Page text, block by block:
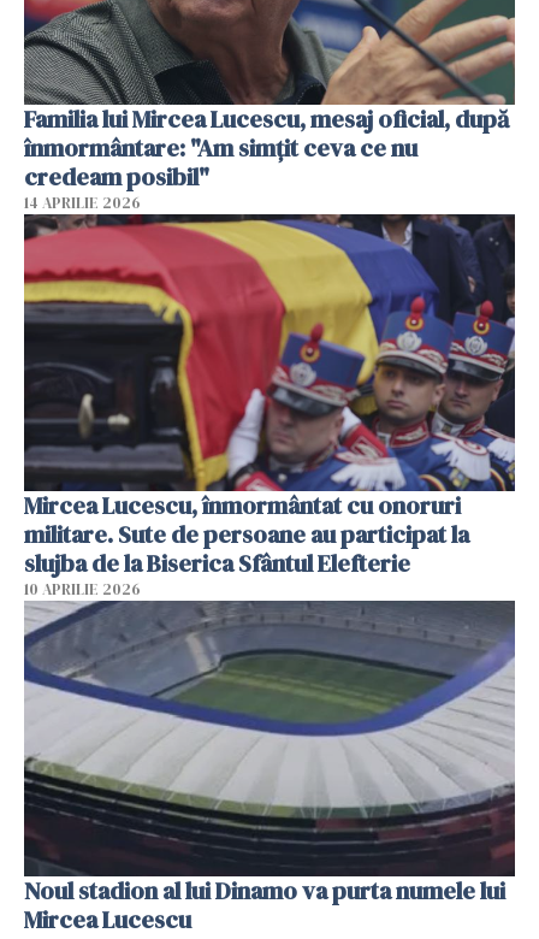
Familia lui Mircea Lucescu, mesaj oficial, după
înmormântare: "Am simțit ceva ce nu
credeam posibil"
14 APRILIE 2026
Mircea Lucescu, înmormântat cu onoruri
militare. Sute de persoane au participat la
slujba de la Biserica Sfântul Elefterie
10 APRILIE 2026
Noul stadion al lui Dinamo va purta numele lui
Mircea Lucescu